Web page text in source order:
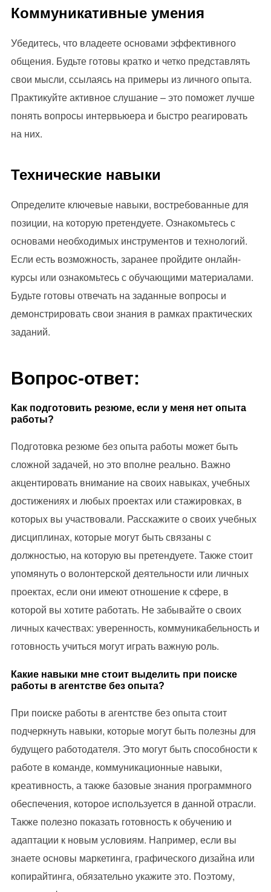
Коммуникативные умения
Убедитесь, что владеете основами эффективного
общения. Будьте готовы кратко и четко представлять
свои мысли, ссылаясь на примеры из личного опыта.
Практикуйте активное слушание – это поможет лучше
понять вопросы интервьюера и быстро реагировать
на них.
Технические навыки
Определите ключевые навыки, востребованные для
позиции, на которую претендуете. Ознакомьтесь с
основами необходимых инструментов и технологий.
Если есть возможность, заранее пройдите онлайн-
курсы или ознакомьтесь с обучающими материалами.
Будьте готовы отвечать на заданные вопросы и
демонстрировать свои знания в рамках практических
заданий.
Вопрос-ответ:
Как подготовить резюме, если у меня нет опыта
работы?
Подготовка резюме без опыта работы может быть
сложной задачей, но это вполне реально. Важно
акцентировать внимание на своих навыках, учебных
достижениях и любых проектах или стажировках, в
которых вы участвовали. Расскажите о своих учебных
дисциплинах, которые могут быть связаны с
должностью, на которую вы претендуете. Также стоит
упомянуть о волонтерской деятельности или личных
проектах, если они имеют отношение к сфере, в
которой вы хотите работать. Не забывайте о своих
личных качествах: уверенность, коммуникабельность и
готовность учиться могут играть важную роль.
Какие навыки мне стоит выделить при поиске
работы в агентстве без опыта?
При поиске работы в агентстве без опыта стоит
подчеркнуть навыки, которые могут быть полезны для
будущего работодателя. Это могут быть способности к
работе в команде, коммуникационные навыки,
креативность, а также базовые знания программного
обеспечения, которое используется в данной отрасли.
Также полезно показать готовность к обучению и
адаптации к новым условиям. Например, если вы
знаете основы маркетинга, графического дизайна или
копирайтинга, обязательно укажите это. Поэтому,